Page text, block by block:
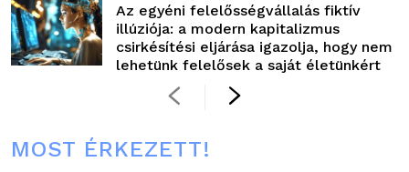
Az egyéni felelősségvállalás fiktív
illúziója: a modern kapitalizmus
csirkésítési eljárása igazolja, hogy nem
lehetünk felelősek a saját életünkért
MOST ÉRKEZETT!